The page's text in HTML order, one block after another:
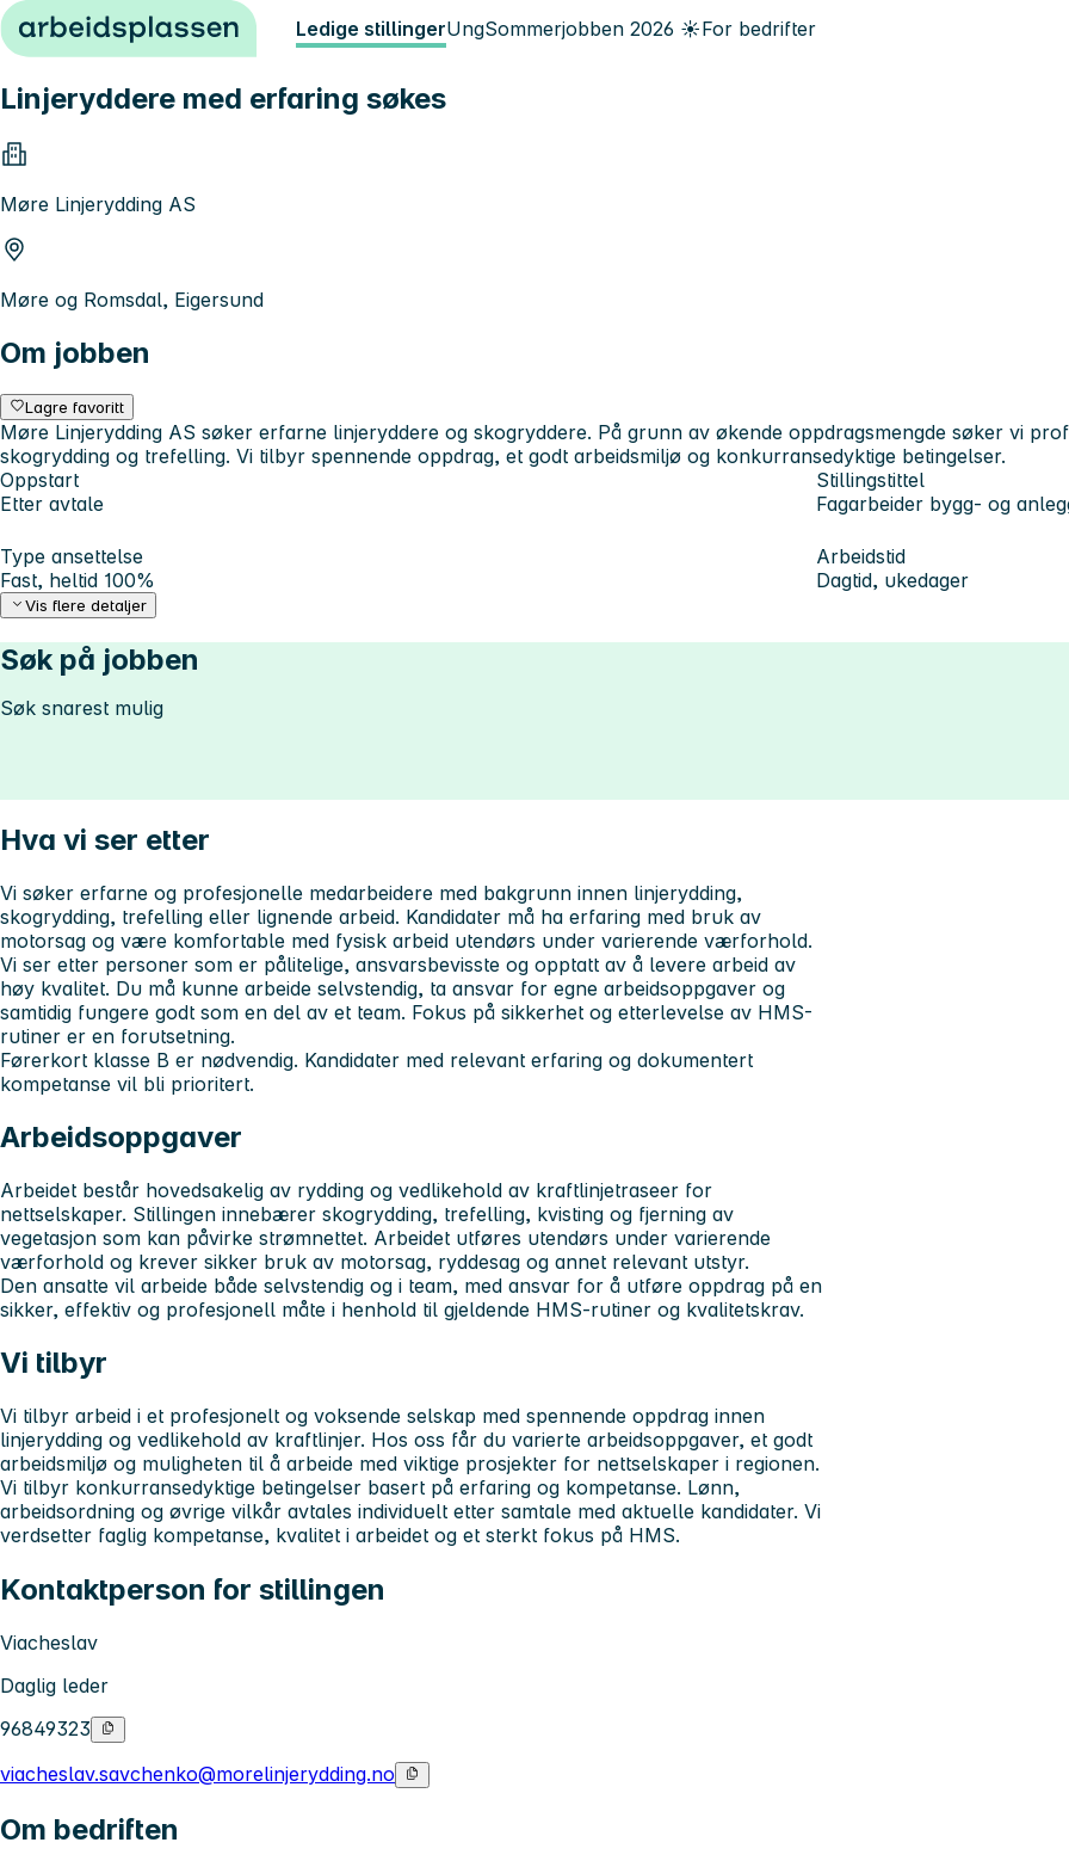
Hopp til innhold Ledige stillingerUngSommerjobben 2026 ☀️For bedrifter
Linjeryddere med erfaring søkes
Møre Linjerydding AS
Møre og Romsdal, Eigersund
Om jobben
Lagre favoritt
Møre Linjerydding AS søker erfarne linjeryddere og skogryddere. På grunn av økende oppdragsmengde søker vi
skogrydding og trefelling. Vi tilbyr spennende oppdrag, et godt arbeidsmiljø og konkurransedyktige betingelser.
Oppstart
Etter avtale
Stillingstittel
Fagarbeider bygg- og
Type ansettelse
Fast, heltid 100%
Arbeidstid
Dagtid, ukedager
Vis flere detaljer
Søk på jobben
Søk snarest mulig
Hva vi ser etter
Vi søker erfarne og profesjonelle medarbeidere med bakgrunn innen linjerydding,
skogrydding, trefelling eller lignende arbeid. Kandidater må ha erfaring med bruk av
motorsag og være komfortable med fysisk arbeid utendørs under varierende værforhold.
Vi ser etter personer som er pålitelige, ansvarsbevisste og opptatt av å levere arbeid av
høy kvalitet. Du må kunne arbeide selvstendig, ta ansvar for egne arbeidsoppgaver og
samtidig fungere godt som en del av et team. Fokus på sikkerhet og etterlevelse av HMS-
rutiner er en forutsetning.
Førerkort klasse B er nødvendig. Kandidater med relevant erfaring og dokumentert
kompetanse vil bli prioritert.
Arbeidsoppgaver
Arbeidet består hovedsakelig av rydding og vedlikehold av kraftlinjetraseer for
nettselskaper. Stillingen innebærer skogrydding, trefelling, kvisting og fjerning av
vegetasjon som kan påvirke strømnettet. Arbeidet utføres utendørs under varierende
værforhold og krever sikker bruk av motorsag, ryddesag og annet relevant utstyr.
Den ansatte vil arbeide både selvstendig og i team, med ansvar for å utføre oppdrag på en
sikker, effektiv og profesjonell måte i henhold til gjeldende HMS-rutiner og kvalitetskrav.
Vi tilbyr
Vi tilbyr arbeid i et profesjonelt og voksende selskap med spennende oppdrag innen
linjerydding og vedlikehold av kraftlinjer. Hos oss får du varierte arbeidsoppgaver, et godt
arbeidsmiljø og muligheten til å arbeide med viktige prosjekter for nettselskaper i regionen.
Vi tilbyr konkurransedyktige betingelser basert på erfaring og kompetanse. Lønn,
arbeidsordning og øvrige vilkår avtales individuelt etter samtale med aktuelle kandidater. Vi
verdsetter faglig kompetanse, kvalitet i arbeidet og et sterkt fokus på HMS.
Kontaktperson for stillingen
Viacheslav
Daglig leder
96849323
viacheslav.savchenko@morelinjerydding.no
Om bedriften